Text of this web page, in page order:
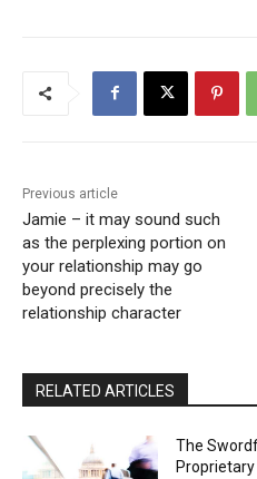
Previous article
Jamie – it may sound such
as the perplexing portion on
your relationship may go
beyond precisely the
relationship character
RELATED ARTICLES
The